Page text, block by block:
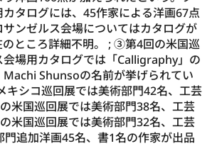
タログには、45作家による洋画67点
ンゼルス会場についてはカタログが
のところ詳細不明。 ; ③第4回の米国巡
会場用カタログでは「Calligraphy」の
Shunsoの名前が挙げられてい
キシコ巡回展では美術部門42名、工芸
米国巡回展では美術部門38名、工芸
米国巡回展では美術部門32名、工芸
追加洋画45名、書1名の作家が出品